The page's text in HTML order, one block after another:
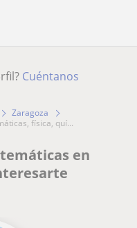
Cuéntanos
Zaragoza
física, quí...
en